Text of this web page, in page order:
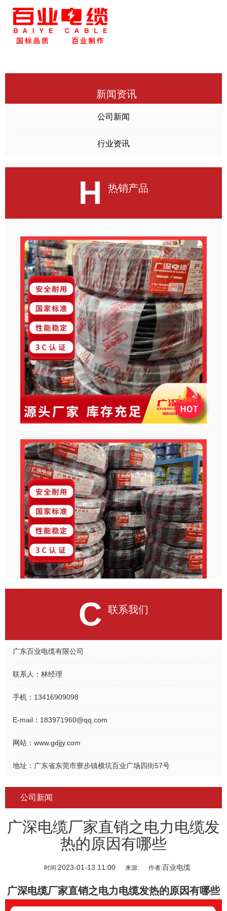
新闻资讯
公司新闻
行业资讯
H 热销产品
C 联系我们
广东百业电缆有限公司
联系人： 林经理
手机： 13416909098
E-mail： 183971960@qq.com
网站： www.gdjjy.com
地址： 广东省东莞市寮步镇横坑百业广场四街57号
公司新闻
广深电缆厂家直销之电力电缆发
热的原因有哪些
时间:2023-01-13 11:00 来源: 作者:百业电缆
广深电缆厂家直销之电力电缆发热的原因有哪些